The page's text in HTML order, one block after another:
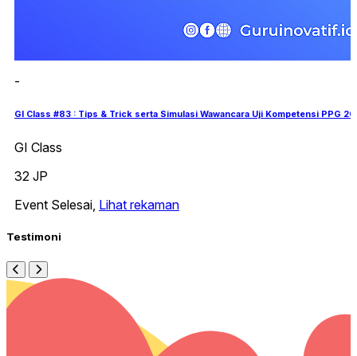
-
GI Class #83 : Tips & Trick serta Simulasi Wawancara Uji Kompetensi PPG
GI Class
32 JP
Event Selesai, Lihat rekaman
Testimoni